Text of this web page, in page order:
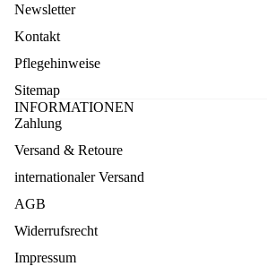
Newsletter
Kontakt
Pflegehinweise
Sitemap
INFORMATIONEN
Zahlung
Versand & Retoure
internationaler Versand
AGB
Widerrufsrecht
Impressum